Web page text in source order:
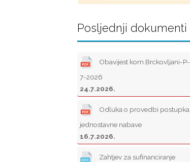
Posljednji dokumenti
Obavijest kom.Brckovljani-P-
7-2026
24.7.2026.
Odluka o provedbi postupka
jednostavne nabave
16.7.2026.
Zahtjev za sufinanciranje